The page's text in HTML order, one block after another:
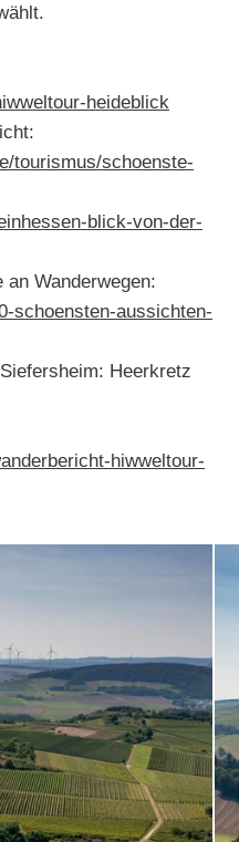
heideblick
tourismus/schoenste-
blick-von-der-
Wanderwegen:
schoensten-aussichten-
Heerkretz
hiwweltour-